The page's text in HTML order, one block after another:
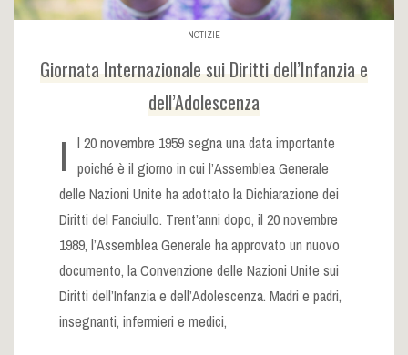
NOTIZIE
Giornata Internazionale sui Diritti dell’Infanzia e
dell’Adolescenza
I l 20 novembre 1959 segna una data importante
poiché è il giorno in cui l’Assemblea Generale
delle Nazioni Unite ha adottato la Dichiarazione dei
Diritti del Fanciullo. Trent’anni dopo, il 20 novembre
1989, l’Assemblea Generale ha approvato un nuovo
documento, la Convenzione delle Nazioni Unite sui
Diritti dell’Infanzia e dell’Adolescenza. Madri e padri,
insegnanti, infermieri e medici,